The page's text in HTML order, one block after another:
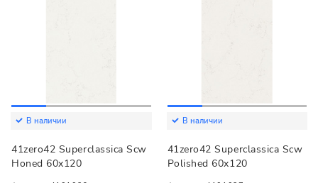
В наличии
41zero42 Superclassica Scw
Honed 60x120
В наличии
41zero42 Superclassica Scw
Polished 60x120